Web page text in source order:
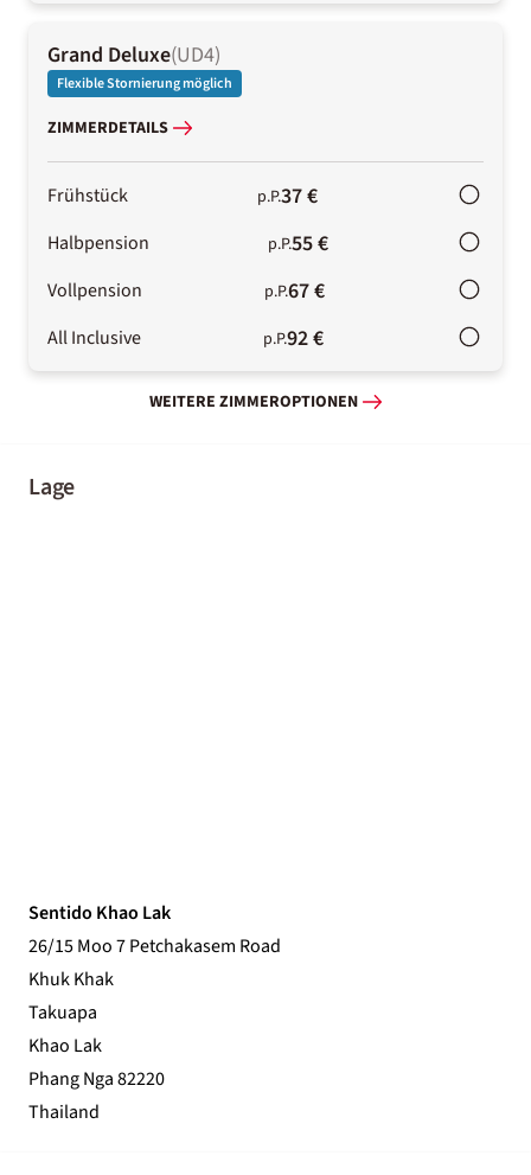
Grand Deluxe(UD4)
Flexible Stornierung möglich
ZIMMERDETAILS
Frühstück p.P.37 €
Halbpension p.P.55 €
Vollpension p.P.67 €
All Inclusive p.P.92 €
WEITERE ZIMMEROPTIONEN
Lage
Sentido Khao Lak
26/15 Moo 7 Petchakasem Road
Khuk Khak
Takuapa
Khao Lak
Phang Nga 82220
Thailand